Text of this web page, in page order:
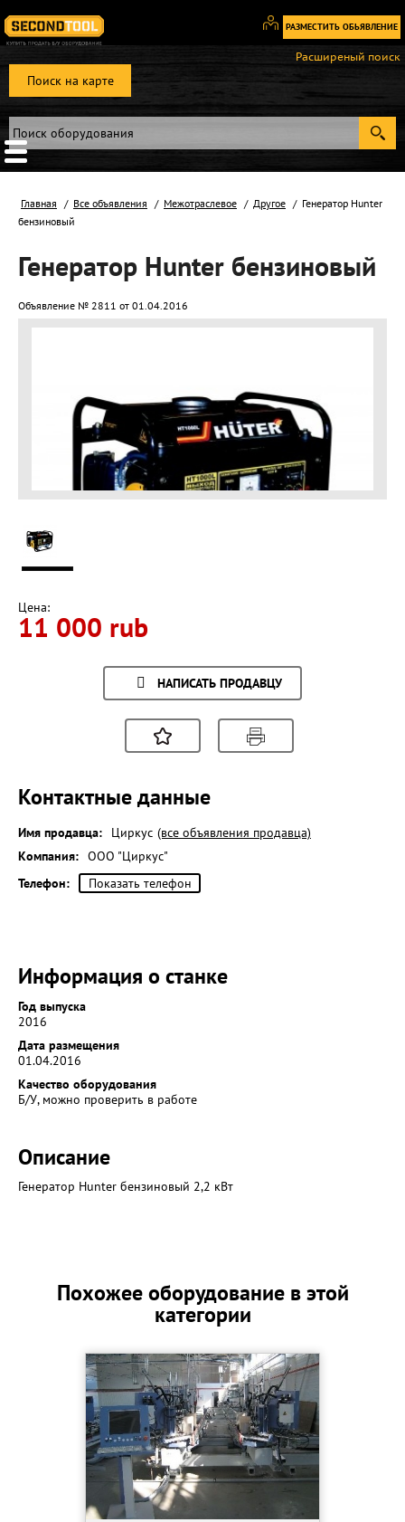
РАЗМЕСТИТЬ ОБЬЯВЛЕНИЕ
Вход
Регистрация
Поиск на карте
Расширеный поиск
Главная Все объявления Межотраслевое Другое
Генератор Hunter
бензиновый
Генератор Hunter бензиновый
Объявление № 2811 от 01.04.2016
Цена:
11 000 rub
НАПИСАТЬ ПРОДАВЦУ
Контактные данные
Имя продавца: Циркус (все объявления продавца)
Компания: ООО "Циркус"
Телефон:
Показать телефон
Информация о станке
Год выпуска
2016
Дата размещения
01.04.2016
Качество оборудования
Б/У, можно проверить в работе
Описание
Генератор Hunter бензиновый 2,2 кВт
Похожее оборудование в этой
категории